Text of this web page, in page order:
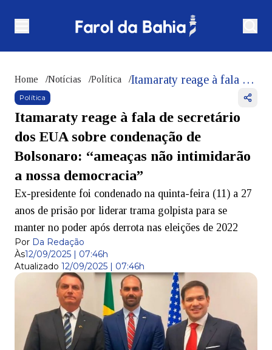
Home /Notícias /Política / Itamaraty reage à fala de secretário dos EUA sobre condenação de Bolsonaro: “ameaças não intimidarão a nossa democracia”
Política
Itamaraty reage à fala de secretário
dos EUA sobre condenação de
Bolsonaro: “ameaças não intimidarão
a nossa democracia”
Ex-presidente foi condenado na quinta-feira (11) a 27
anos de prisão por liderar trama golpista para se
manter no poder após derrota nas eleições de 2022
Por Da Redação
Às12/09/2025 | 07:46h
Atualizado 12/09/2025 | 07:46h